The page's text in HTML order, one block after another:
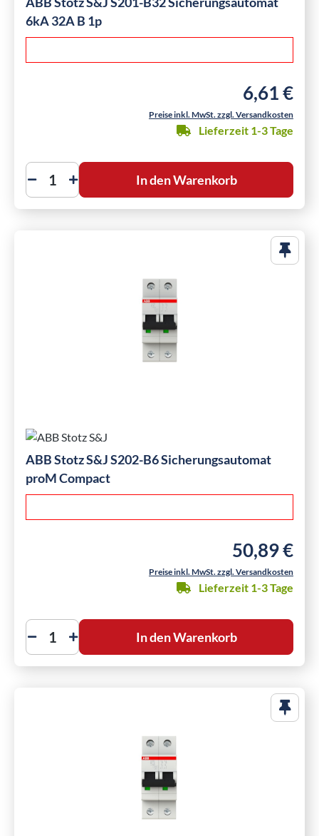
6kA 32A B 1p
Regulärer
6,61 €
Preise inkl. MwSt. zzgl. Versandkosten
Lieferzeit 1-3 Tage
In den Warenkorb
ABB Stotz S&J S202-B6 Sicherungsautomat
proM Compact
Regulärer
50,89 €
Preise inkl. MwSt. zzgl. Versandkosten
Lieferzeit 1-3 Tage
In den Warenkorb